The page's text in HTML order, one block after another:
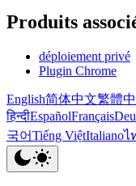
Produits
déploiement privé
Plugin Chrome
English简体中文繁體
हिन्दीEspañolFrançais
국어Tiếng ViệtItalianoไ